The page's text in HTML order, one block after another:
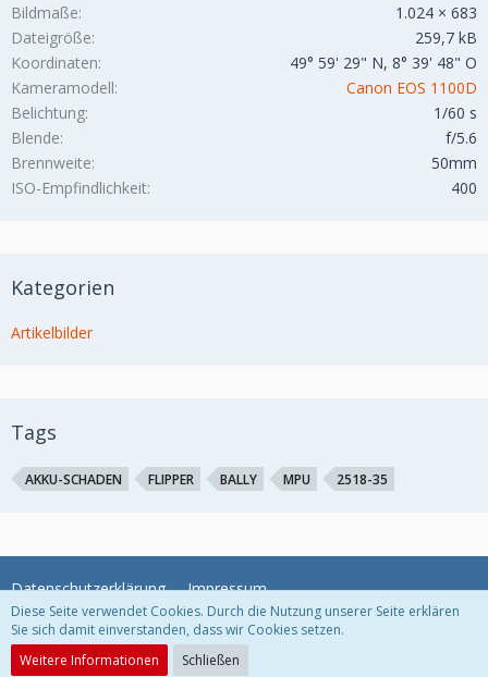
Bildmaße
1.024 × 683
Dateigröße
259,7 kB
Koordinaten
49° 59' 29" N, 8° 39' 48" O
Kameramodell
Canon EOS 1100D
Belichtung
1/60 s
Blende
f/5.6
Brennweite
50mm
ISO-Empfindlichkeit
400
Kategorien
Artikelbilder
Tags
AKKU-SCHADEN FLIPPER BALLY MPU 2518-35
Datenschutzerklärung Impressum
Community-Software:
Diese Seite verwendet Cookies. Durch die Nutzung unserer Seite erklären
Sie sich damit einverstanden, dass wir Cookies setzen.
Weitere Informationen
Schließen